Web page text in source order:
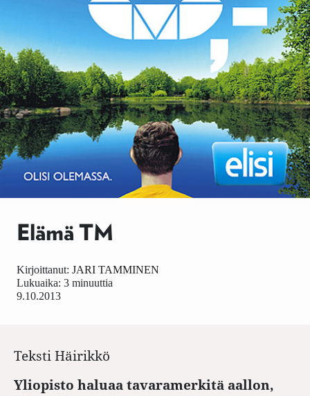
Elämä TM
9.10.2013
Kirjoittanut: JARI TAMMINEN
Lukuaika: 3 minuuttia
Teksti Häirikkö
Yliopisto haluaa tavaramerkitä aallon,